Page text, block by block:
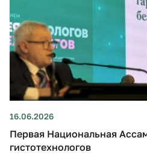
16.06.2026
Первая Национальная
гистотехнологов